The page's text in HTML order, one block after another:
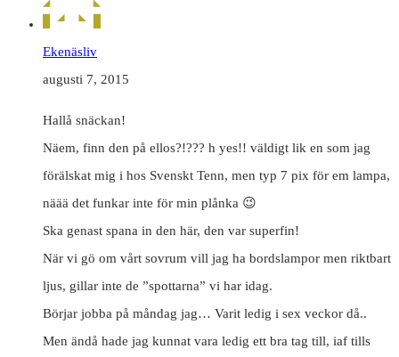
Ekenäsliv
augusti 7, 2015
Hallå snäckan!
Näem, finn den på ellos?!??? h yes!! väldigt lik en som jag
förälskat mig i hos Svenskt Tenn, men typ 7 pix för em lampa,
näää det funkar inte för min plånka 😉
Ska genast spana in den här, den var superfin!
När vi gö om vårt sovrum vill jag ha bordslampor men riktbart
ljus, gillar inte de ”spottarna” vi har idag.
Börjar jobba på måndag jag… Varit ledig i sex veckor då..
Men ändå hade jag kunnat vara ledig ett bra tag till, iaf tills